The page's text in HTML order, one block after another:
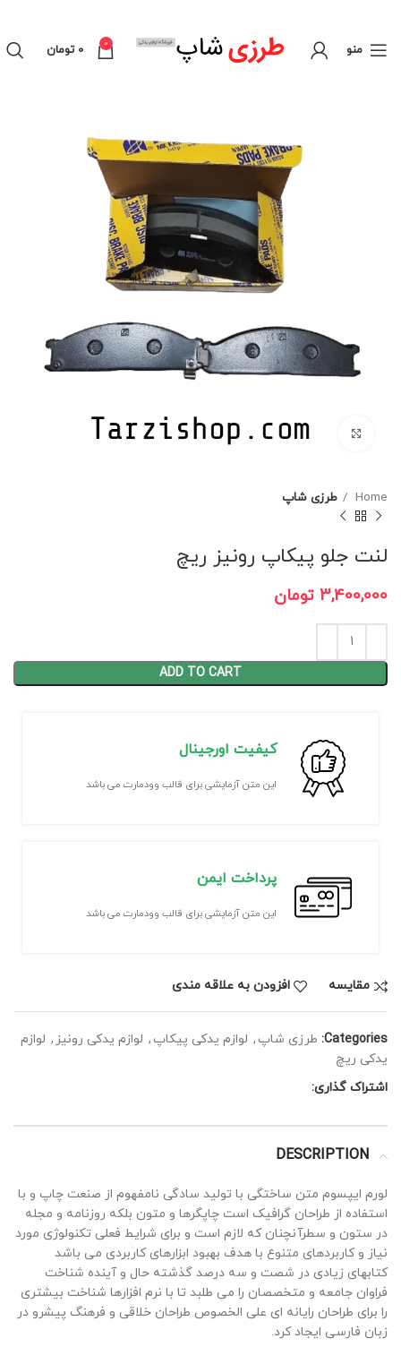
منو 0
0 تومان
برای بزرگنمایی کلیک کنید
Home طرزی شاپ
لنت جلو پیکاپ رونیز ریچ
3,400,000 تومان
ADD TO CART
کیفیت اورجینال
این متن آزمایشی برای قالب وودمارت می باشد
پرداخت ایمن
این متن آزمایشی برای قالب وودمارت می باشد
مقايسه افزودن به علاقه مندی
Categories: طرزی شاپ , لوازم یدکی پیکاپ , لوازم یدکی رونیز , لوازم
یدکی ریچ
اشتراک گذاری:
DESCRIPTION
لورم ایپسوم متن ساختگی با تولید سادگی نامفهوم از صنعت چاپ و با
استفاده از طراحان گرافیک است چاپگرها و متون بلکه روزنامه و مجله
در ستون و سطرآنچنان که لازم است و برای شرایط فعلی تکنولوژی مورد
نیاز و کاربردهای متنوع با هدف بهبود ابزارهای کاربردی می باشد
کتابهای زیادی در شصت و سه درصد گذشته حال و آینده شناخت
فراوان جامعه و متخصصان را می طلبد تا با نرم افزارها شناخت بیشتری
را برای طراحان رایانه ای علی الخصوص طراحان خلاقی و فرهنگ پیشرو در
زبان فارسی ایجاد کرد.